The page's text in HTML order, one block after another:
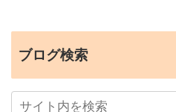
ブログ検索